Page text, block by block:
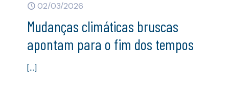
02/03/2026
Mudanças climáticas bruscas
apontam para o fim dos tempos
[…]